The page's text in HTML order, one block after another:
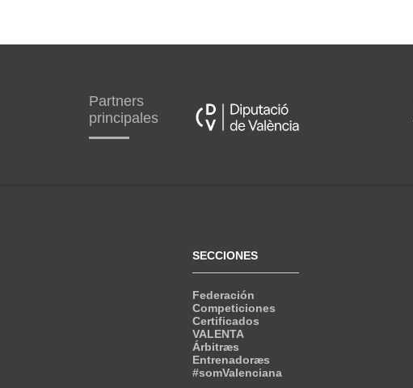
Partners
principales
SECCIONES
Federación
Competiciones
Certificados
VALENTA
Árbitræs
Entrenadoræs
#somValenciana